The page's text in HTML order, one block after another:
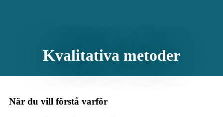
Kvalitativa metoder
När du vill förstå varför